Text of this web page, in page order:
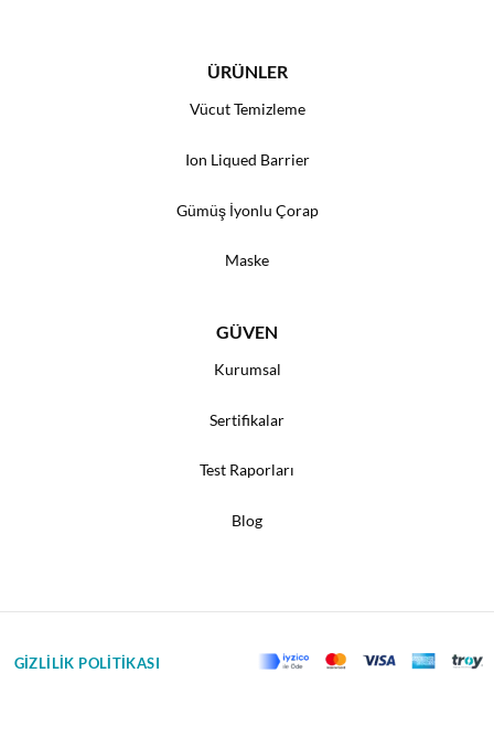
ÜRÜNLER
Vücut Temizleme
Ion Liqued Barrier
Gümüş İyonlu Çorap
Maske
GÜVEN
Kurumsal
Sertifikalar
Test Raporları
Blog
GİZLİLİK POLİTİKASI